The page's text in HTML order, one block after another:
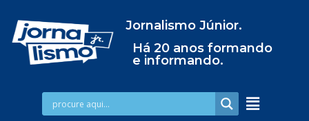
Jornalismo Júnior.
Há 20 anos formando
e informando.